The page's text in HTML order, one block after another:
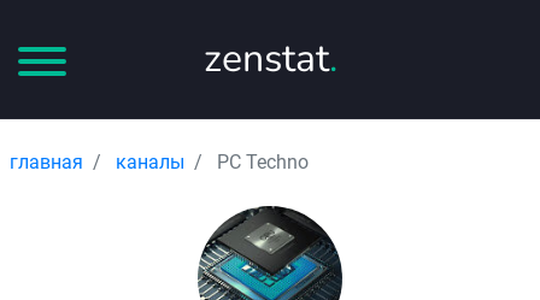
zenstat.
главная каналы PC Techno